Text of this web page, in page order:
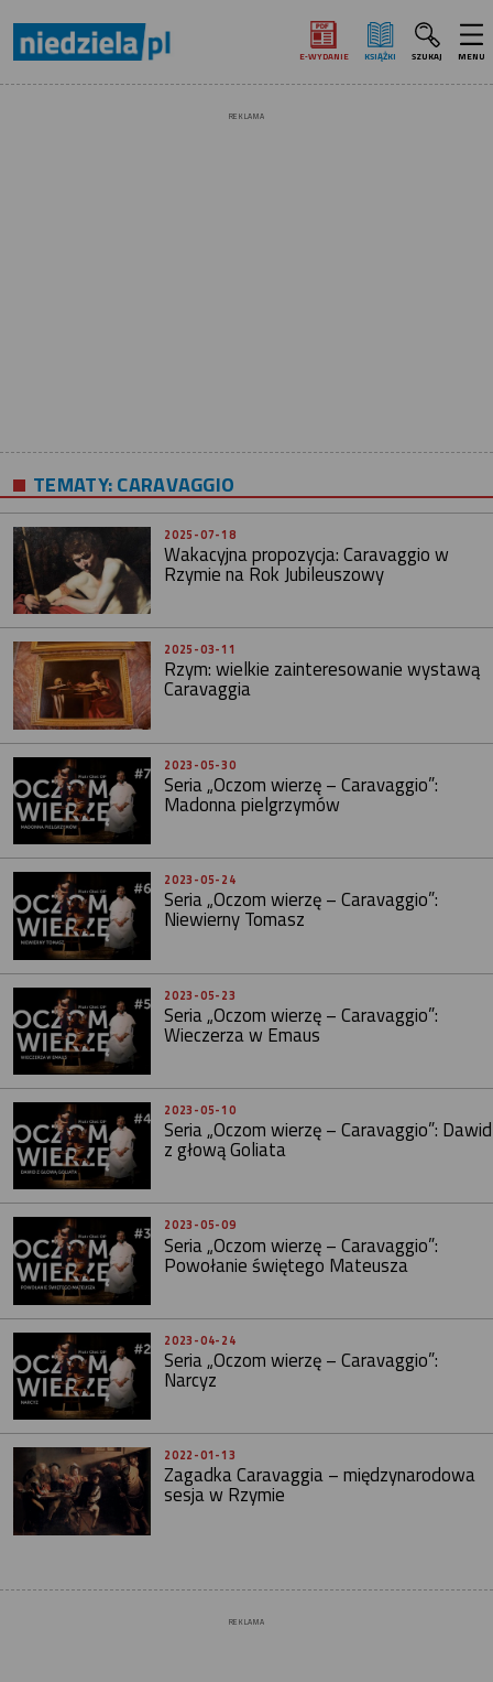
E‑WYDANIE KSIĄŻKI SZUKAJ MENU
REKLAMA
TEMATY:CARAVAGGIO
2025-07-18
Wakacyjna propozycja: Caravaggio w
Rzymie na Rok Jubileuszowy
2025-03-11
Rzym: wielkie zainteresowanie wystawą
Caravaggia
2023-05-30
Seria „Oczom wierzę – Caravaggio”:
Madonna pielgrzymów
2023-05-24
Seria „Oczom wierzę – Caravaggio”:
Niewierny Tomasz
2023-05-23
Seria „Oczom wierzę – Caravaggio”:
Wieczerza w Emaus
2023-05-10
Seria „Oczom wierzę – Caravaggio”: Dawid
z głową Goliata
2023-05-09
Seria „Oczom wierzę – Caravaggio”:
Powołanie świętego Mateusza
2023-04-24
Seria „Oczom wierzę – Caravaggio”:
Narcyz
2022-01-13
Zagadka Caravaggia – międzynarodowa
sesja w Rzymie
REKLAMA